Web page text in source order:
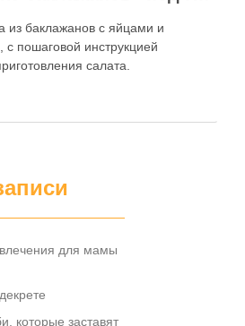
из баклажанов с яйцами и
пошаговой инструкцией
салата.
для мамы
которые заставят